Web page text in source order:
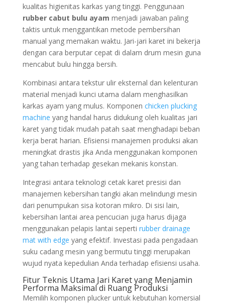
kualitas higienitas karkas yang tinggi. Penggunaan
rubber cabut bulu ayam menjadi jawaban paling
taktis untuk menggantikan metode pembersihan
manual yang memakan waktu. Jari-jari karet ini bekerja
dengan cara berputar cepat di dalam drum mesin guna
mencabut bulu hingga bersih.
Kombinasi antara tekstur ulir eksternal dan kelenturan
material menjadi kunci utama dalam menghasilkan
karkas ayam yang mulus. Komponen chicken plucking
machine yang handal harus didukung oleh kualitas jari
karet yang tidak mudah patah saat menghadapi beban
kerja berat harian. Efisiensi manajemen produksi akan
meningkat drastis jika Anda menggunakan komponen
yang tahan terhadap gesekan mekanis konstan.
Integrasi antara teknologi cetak karet presisi dan
manajemen kebersihan tangki akan melindungi mesin
dari penumpukan sisa kotoran mikro. Di sisi lain,
kebersihan lantai area pencucian juga harus dijaga
menggunakan pelapis lantai seperti rubber drainage
mat with edge yang efektif. Investasi pada pengadaan
suku cadang mesin yang bermutu tinggi merupakan
wujud nyata kepedulian Anda terhadap efisiensi usaha.
Fitur Teknis Utama Jari Karet yang Menjamin
Performa Maksimal di Ruang Produksi
Memilih komponen plucker untuk kebutuhan komersial